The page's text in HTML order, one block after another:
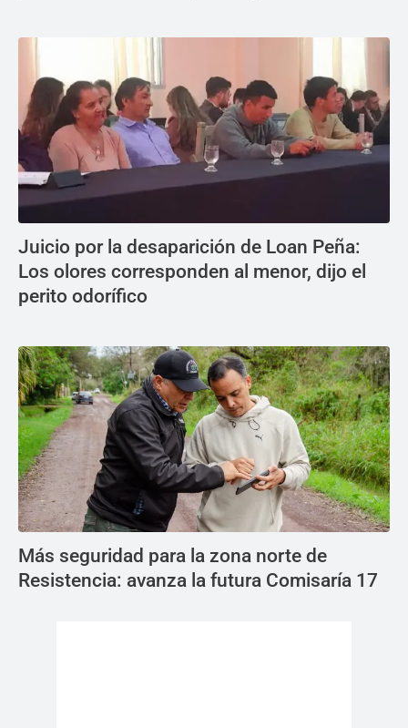
Juicio por la desaparición de Loan Peña:
Los olores corresponden al menor, dijo el
perito odorífico
Más seguridad para la zona norte de
Resistencia: avanza la futura Comisaría 17